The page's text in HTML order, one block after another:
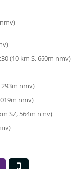
(10 km S, 660m nmv)
293m nmv)
nmv)
SZ, 564m nmv)